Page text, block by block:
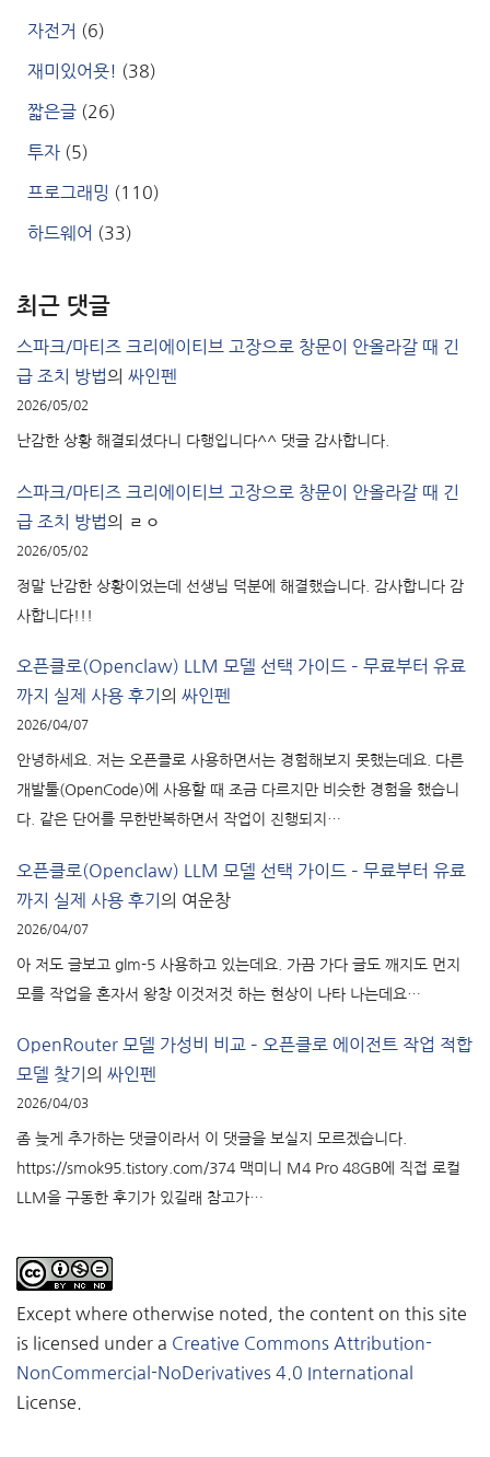
자전거 (6)
재미있어욧! (38)
짧은글 (26)
투자 (5)
프로그래밍 (110)
하드웨어 (33)
최근 댓글
스파크/마티즈 크리에이티브 고장으로 창문이 안올라갈 때 긴
급 조치 방법의 싸인펜
2026/05/02
난감한 상황 해결되셨다니 다행입니다^^ 댓글 감사합니다.
스파크/마티즈 크리에이티브 고장으로 창문이 안올라갈 때 긴
급 조치 방법의 ㄹㅇ
2026/05/02
정말 난감한 상황이었는데 선생님 덕분에 해결했습니다. 감사합니다 감
사합니다!!!
오픈클로(Openclaw) LLM 모델 선택 가이드 – 무료부터 유료
까지 실제 사용 후기 의 싸인펜
2026/04/07
안녕하세요. 저는 오픈클로 사용하면서는 경험해보지 못했는데요. 다른
개발툴(OpenCode)에 사용할 때 조금 다르지만 비슷한 경험을 했습니
다. 같은 단어를 무한반복하면서 작업이 진행되지…
오픈클로(Openclaw) LLM 모델 선택 가이드 – 무료부터 유료
까지 실제 사용 후기 의 여운창
2026/04/07
아 저도 글보고 glm-5 사용하고 있는데요. 가끔 가다 글도 깨지도 먼지
모를 작업을 혼자서 왕창 이것저것 하는 현상이 나타 나는데요…
OpenRouter 모델 가성비 비교 – 오픈클로 에이전트 작업 적합
모델 찾기 의 싸인펜
2026/04/03
좀 늦게 추가하는 댓글이라서 이 댓글을 보실지 모르겠습니다.
https://smok95.tistory.com/374 맥미니 M4 Pro 48GB에 직접 로컬
LLM을 구동한 후기가 있길래 참고가…
Except where otherwise noted, the content on this site
is licensed under a Creative Commons Attribution-
NonCommercial-NoDerivatives 4.0 International
License.